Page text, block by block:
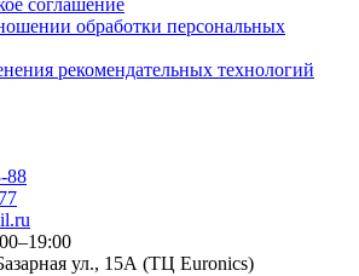
обработки персональных
рекомендательных технологий
88
ул., 15А (ТЦ Euronics)